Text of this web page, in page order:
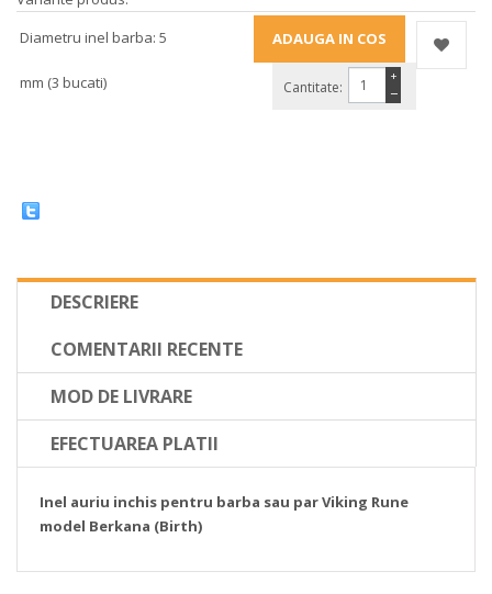
Diametru inel barba: 5
mm (3 bucati) Cantitate: −
+
DESCRIERE
COMENTARII RECENTE
MOD DE LIVRARE
EFECTUAREA PLATII
Inel auriu inchis pentru barba sau par Viking Rune
model Berkana (Birth)